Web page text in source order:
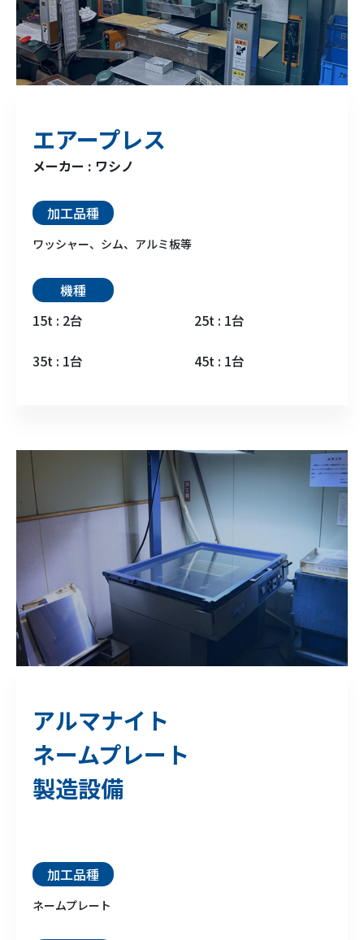
エアープレス
メーカー : ワシノ
加工品種
ワッシャー、シム、アルミ板等
機種
15t : 2台
25t : 1台
35t : 1台 45t : 1台
アルマナイト
ネームプレート
製造設備
加工品種
ネームプレート